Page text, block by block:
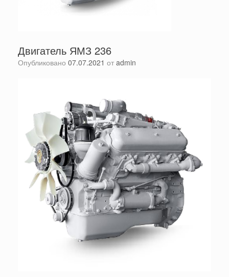
Двигатель ЯМЗ 236
Опубликовано 07.07.2021 от admin